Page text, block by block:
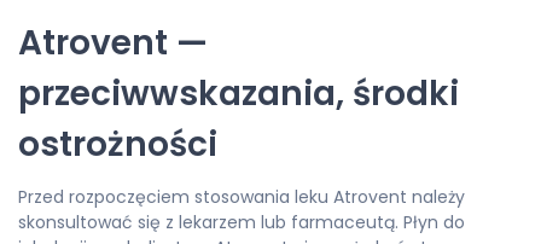
Atrovent —
przeciwwskazania, środki
ostrożności
Przed rozpoczęciem stosowania leku Atrovent należy
skonsultować się z lekarzem lub farmaceutą. Płyn do